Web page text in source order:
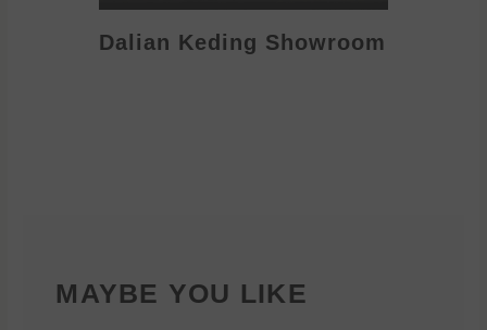
Dalian Keding Showroom
MAYBE YOU LIKE